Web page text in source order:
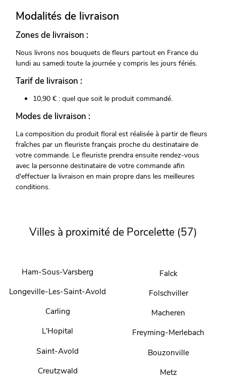
Modalités de livraison
Zones de livraison :
Nous livrons nos bouquets de fleurs partout en France du
lundi au samedi toute la journée y compris les jours fériés.
Tarif de livraison :
10,90 € : quel que soit le produit commandé.
Modes de livraison :
La composition du produit floral est réalisée à partir de fleurs
fraîches par un fleuriste français proche du destinataire de
votre commande. Le fleuriste prendra ensuite rendez-vous
avec la personne destinataire de votre commande afin
d'effectuer la livraison en main propre dans les meilleures
conditions.
Villes à proximité de Porcelette (57)
Ham-Sous-Varsberg
Longeville-Les-Saint-Avold
Carling
L'Hopital
Saint-Avold
Creutzwald
Falck
Folschviller
Macheren
Freyming-Merlebach
Bouzonville
Metz